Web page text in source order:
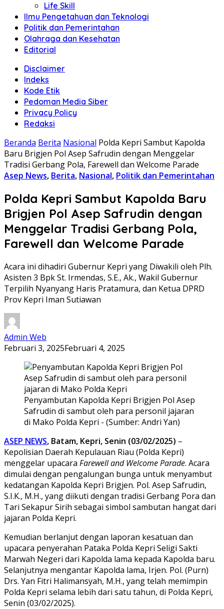
Life Skill
Ilmu Pengetahuan dan Teknologi
Politik dan Pemerintahan
Olahraga dan Kesehatan
Editorial
Disclaimer
Indeks
Kode Etik
Pedoman Media Siber
Privacy Policy
Redaksi
Beranda Berita Nasional Polda Kepri Sambut Kapolda
Baru Brigjen Pol Asep Safrudin dengan Menggelar
Tradisi Gerbang Pola, Farewell dan Welcome Parade
Asep News, Berita, Nasional, Politik dan Pemerintahan
Polda Kepri Sambut Kapolda Baru
Brigjen Pol Asep Safrudin dengan
Menggelar Tradisi Gerbang Pola,
Farewell dan Welcome Parade
Acara ini dihadiri Gubernur Kepri yang Diwakili oleh Plh.
Asisten 3 Bpk St. Irmendas, S.E., Ak., Wakil Gubernur
Terpilih Nyanyang Haris Pratamura, dan Ketua DPRD
Prov Kepri Iman Sutiawan
Admin Web
Februari 3, 2025Februari 4, 2025
Penyambutan Kapolda Kepri Brigjen Pol Asep
Safrudin di sambut oleh para personil jajaran
di Mako Polda Kepri - (Sumber: Andri Yan)
ASEP NEWS, Batam, Kepri, Senin (03/02/2025) –
Kepolisian Daerah Kepulauan Riau (Polda Kepri)
menggelar upacara Farewell and Welcome Parade. Acara
dimulai dengan pengalungan bunga untuk menyambut
kedatangan Kapolda Kepri Brigjen. Pol. Asep Safrudin,
S.I.K., M.H., yang diikuti dengan tradisi Gerbang Pora dan
Tari Sekapur Sirih sebagai simbol sambutan hangat dari
jajaran Polda Kepri.
Kemudian berlanjut dengan laporan kesatuan dan
upacara penyerahan Pataka Polda Kepri Seligi Sakti
Marwah Negeri dari Kapolda lama kepada Kapolda baru.
Selanjutnya mengantar Kapolda lama, Irjen. Pol. (Purn)
Drs. Yan Fitri Halimansyah, M.H., yang telah memimpin
Polda Kepri selama lebih dari satu tahun, di Polda Kepri,
Senin (03/02/2025).